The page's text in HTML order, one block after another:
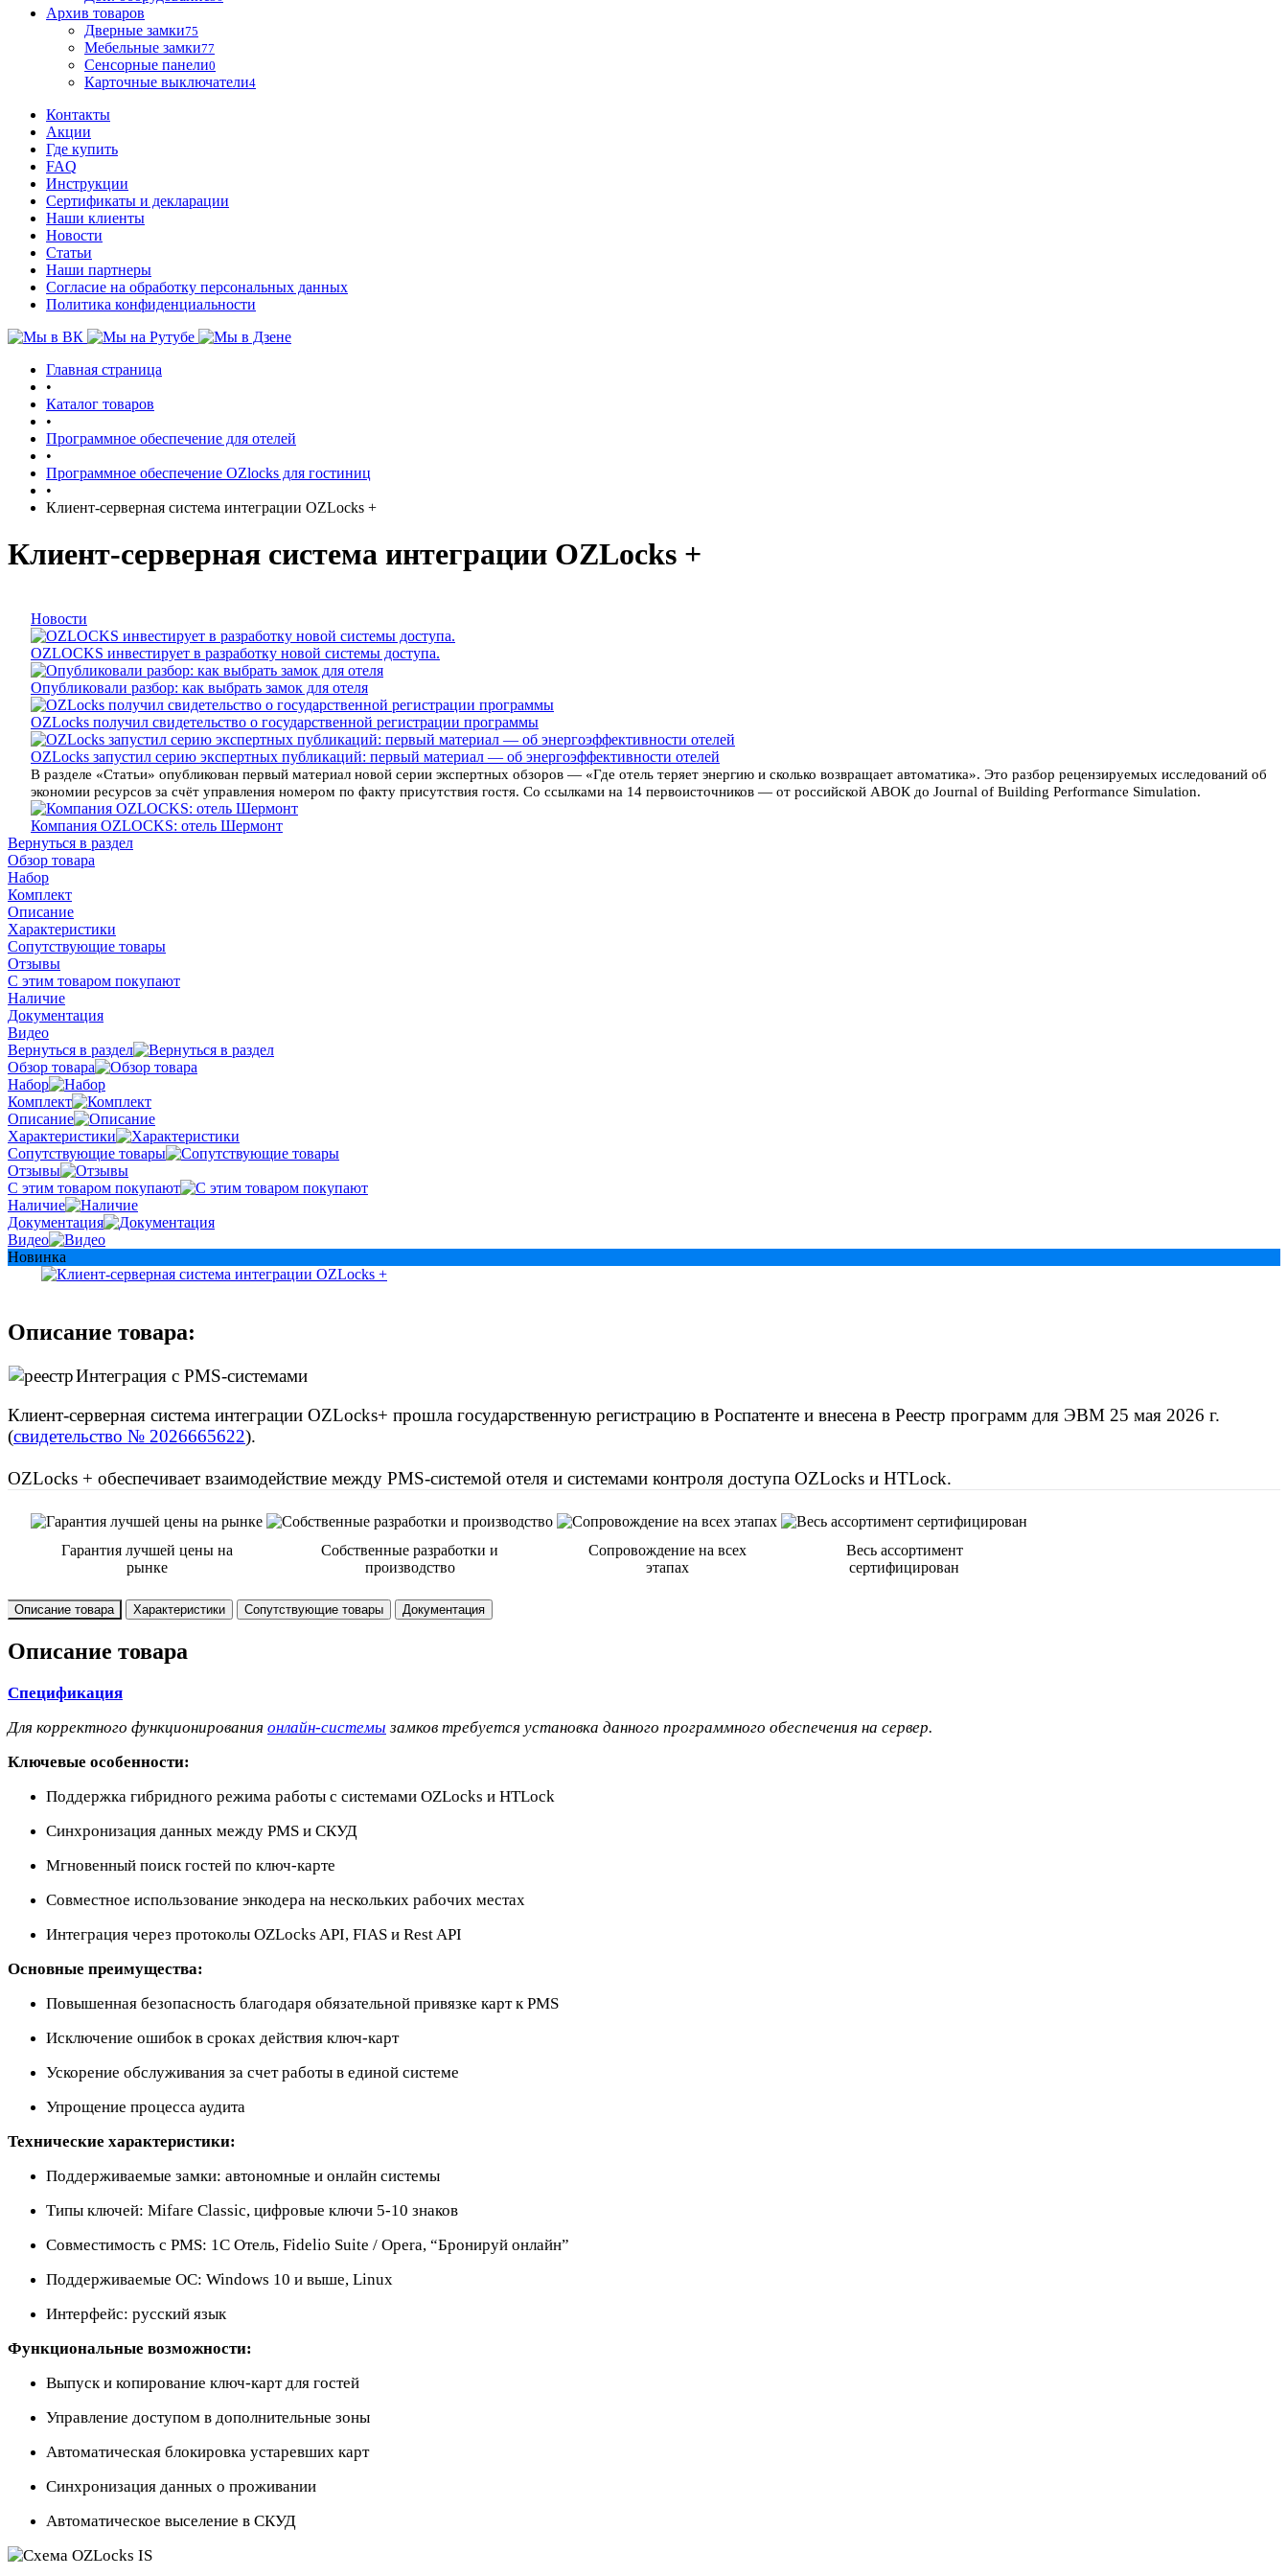
Архив товаров
Дверные замки75
Мебельные замки77
Сенсорные панели0
Карточные выключатели4
Контакты
Акции
Где купить
FAQ
Инструкции
Сертификаты и декларации
Наши клиенты
Новости
Статьи
Наши партнеры
Согласие на обработку персональных данных
Политика конфиденциальности
Главная страница
•
Каталог товаров
•
Программное обеспечение для отелей
•
Программное обеспечение OZlocks для гостиниц
•
Клиент-серверная система интеграции OZLocks +
Клиент-серверная система интеграции OZLocks +
Новости
OZLOCKS инвестирует в разработку новой системы доступа.
Опубликовали разбор: как выбрать замок для отеля
OZLocks получил свидетельство о государственной регистрации программы
OZLocks запустил серию экспертных публикаций: первый материал — об энергоэффективности отелей
В разделе «Статьи» опубликован первый материал новой серии экспертных обзоров — «Где отель теряет энергию и сколько возвращает автоматика». Это разбор рецензируемых исследований об
экономии ресурсов за счёт управления номером по факту присутствия гостя. Со ссылками на 14 первоисточников — от российской АВОК до Journal of Building Performance Simulation.
Компания OZLOCKS: отель Шермонт
Вернуться в раздел
Обзор товара
Набор
Комплект
Описание
Характеристики
Сопутствующие товары
Отзывы
С этим товаром покупают
Наличие
Документация
Видео
Вернуться в раздел
Обзор товара
Набор
Комплект
Описание
Характеристики
Сопутствующие товары
Отзывы
С этим товаром покупают
Наличие
Документация
Видео
Новинка
Описание товара:
Интеграция с PMS-системами
Клиент-серверная система интеграции OZLocks+ прошла государственную регистрацию в Роспатенте и внесена в Реестр программ для ЭВМ 25 мая 2026 г.
(свидетельство № 2026665622).
OZLocks + обеспечивает взаимодействие между PMS-системой отеля и системами контроля доступа OZLocks и HTLock.
Гарантия лучшей цены на
рынке
Собственные разработки и
производство
Сопровождение на всех
этапах
Весь ассортимент
сертифицирован
Описание товара Характеристики Сопутствующие товары Документация
Описание товара
Спецификация
Для корректного функционирования онлайн-системы замков требуется установка данного программного обеспечения на сервер.
Ключевые особенности:
Поддержка гибридного режима работы с системами OZLocks и HTLock
Синхронизация данных между PMS и СКУД
Мгновенный поиск гостей по ключ-карте
Совместное использование энкодера на нескольких рабочих местах
Интеграция через протоколы OZLocks API, FIAS и Rest API
Основные преимущества:
Повышенная безопасность благодаря обязательной привязке карт к PMS
Исключение ошибок в сроках действия ключ-карт
Ускорение обслуживания за счет работы в единой системе
Упрощение процесса аудита
Технические характеристики:
Поддерживаемые замки: автономные и онлайн системы
Типы ключей: Mifare Classic, цифровые ключи 5-10 знаков
Совместимость с PMS: 1С Отель, Fidelio Suite / Opera, “Бронируй онлайн”
Поддерживаемые ОС: Windows 10 и выше, Linux
Интерфейс: русский язык
Функциональные возможности:
Выпуск и копирование ключ-карт для гостей
Управление доступом в дополнительные зоны
Автоматическая блокировка устаревших карт
Синхронизация данных о проживании
Автоматическое выселение в СКУД